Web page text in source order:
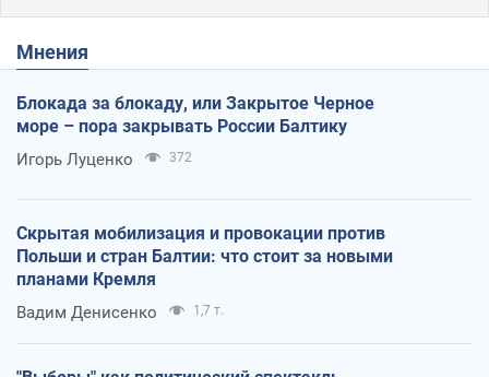
Мнения
Блокада за блокаду, или Закрытое Черное
море – пора закрывать России Балтику
Игорь Луценко 372
Скрытая мобилизация и провокации против
Польши и стран Балтии: что стоит за новыми
планами Кремля
Вадим Денисенко 1,7 т.